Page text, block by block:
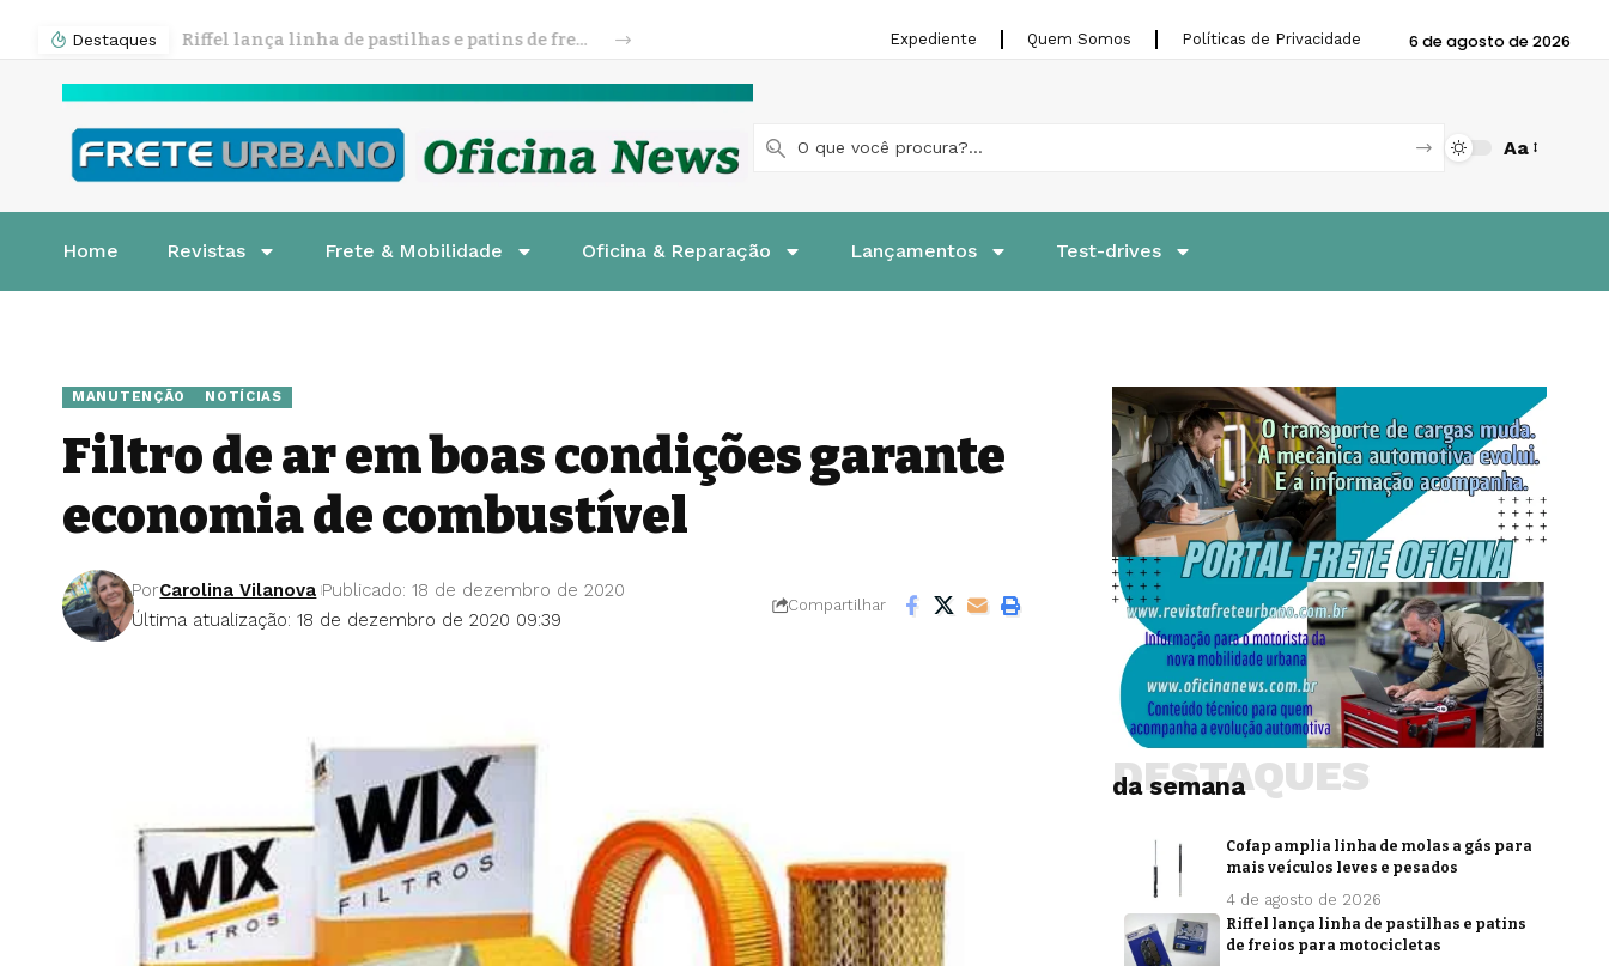
Destaques Riffel lança linha de pastilhas e patins de freios para motocicletas Expediente Quem Somos Políticas de Privacidade 6 de agosto de 2026
Aa
Home Revistas Frete & Mobilidade Oficina & Reparação Lançamentos Test-drives
MANUTENÇÃO NOTÍCIAS
Filtro de ar em boas condições garante
economia de combustível
Última atualização: 18 de dezembro de 2020 09:39
PorCarolina Vilanova Publicado: 18 de dezembro de 2020
Compartilhar
da semana
DESTAQUES
Cofap amplia linha de molas a gás para
mais veículos leves e pesados
4 de agosto de 2026
Riffel lança linha de pastilhas e patins
de freios para motocicletas